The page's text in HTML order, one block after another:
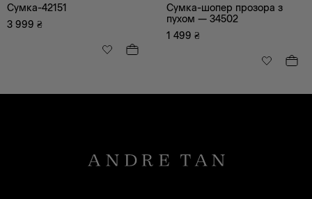
Сумка-42151
3 999 ₴
Сумка-шопер прозора з
пухом — 34502
1 499 ₴